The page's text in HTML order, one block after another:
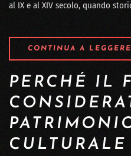
al IX e al XIV secolo, quando
CONTINUA A LEGGERE
PERCHÉ IL
CULTURALE